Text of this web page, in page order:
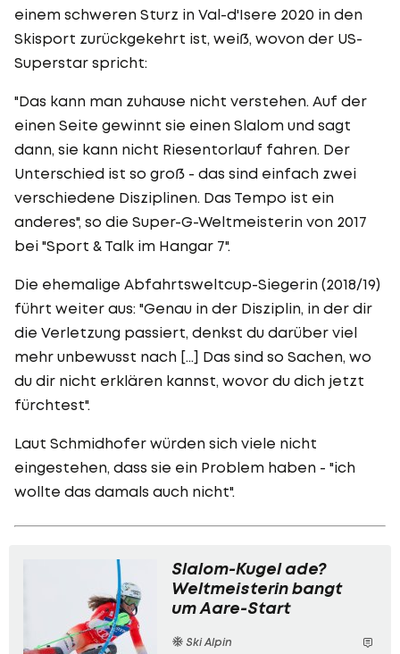
einem schweren Sturz in Val-d'Isere 2020 in den
Skisport zurückgekehrt ist, weiß, wovon der US-
Superstar spricht:
"Das kann man zuhause nicht verstehen. Auf der
einen Seite gewinnt sie einen Slalom und sagt
dann, sie kann nicht Riesentorlauf fahren. Der
Unterschied ist so groß - das sind einfach zwei
verschiedene Disziplinen. Das Tempo ist ein
anderes", so die Super-G-Weltmeisterin von 2017
bei "Sport & Talk im Hangar 7".
Die ehemalige Abfahrtsweltcup-Siegerin (2018/19)
führt weiter aus: "Genau in der Disziplin, in der dir
die Verletzung passiert, denkst du darüber viel
mehr unbewusst nach [...] Das sind so Sachen, wo
du dir nicht erklären kannst, wovor du dich jetzt
fürchtest".
Laut Schmidhofer würden sich viele nicht
eingestehen, dass sie ein Problem haben - "ich
wollte das damals auch nicht".
Slalom-Kugel ade?
Weltmeisterin bangt
um Aare-Start
Ski Alpin